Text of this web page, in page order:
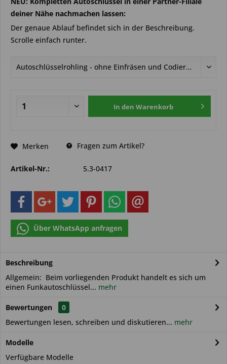
deiner Nähe nachmachen lassen:
Der genaue Ablauf befindet sich in der Beschreibung.
Scrolle einfach runter.
In den Warenkorb
Merken Fragen zum Artikel?
Artikel-Nr.: 5.3-0417
Über WhatsApp anfragen
Beschreibung
Allgemein: Beim vorliegenden Produkt handelt es sich um
einen Funkautoschlüssel... mehr
Bewertungen
0
Bewertungen lesen, schreiben und diskutieren... mehr
Modelle
Verfügbare Modelle